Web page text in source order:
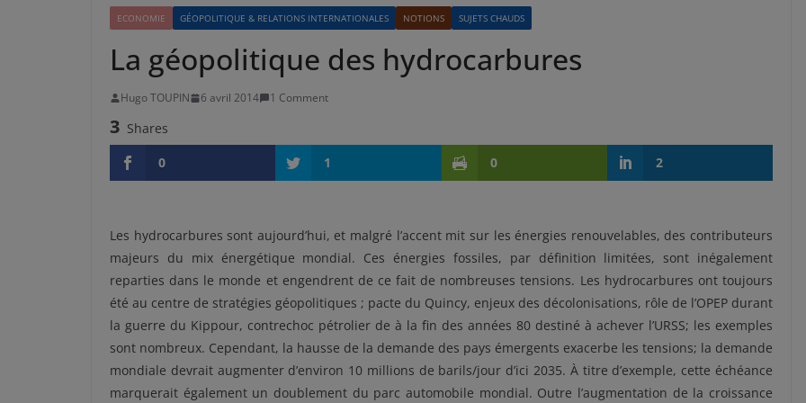
ECONOMIE GÉOPOLITIQUE & RELATIONS INTERNATIONALES NOTIONS SUJETS CHAUDS
La géopolitique des hydrocarbures
Hugo TOUPIN 6 avril 2014 1 Comment
3 Shares
0
1 0 2
Les hydrocarbures sont aujourd’hui, et malgré l’accent mit sur les énergies renouvelables, des contributeurs
majeurs du mix énergétique mondial. Ces énergies fossiles, par définition limitées, sont inégalement
reparties dans le monde et engendrent de ce fait de nombreuses tensions. Les hydrocarbures ont toujours
été au centre de stratégies géopolitiques ; pacte du Quincy, enjeux des décolonisations, rôle de l’OPEP durant
la guerre du Kippour, contrechoc pétrolier de à la fin des années 80 destiné à achever l’URSS; les exemples
sont nombreux. Cependant, la hausse de la demande des pays émergents exacerbe les tensions; la demande
mondiale devrait augmenter d’environ 10 millions de barils/jour d’ici 2035. À titre d’exemple, cette échéance
marquerait également un doublement du parc automobile mondial. Outre l’augmentation de la croissance